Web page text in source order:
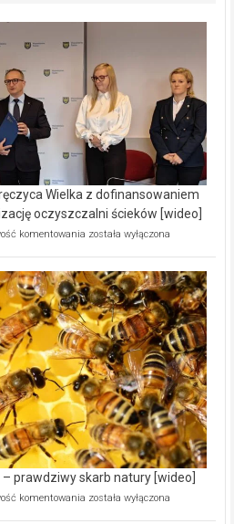
Wielka z dofinansowaniem
oczyszczalni ścieków [wideo]
komentowania Ekologiczne
Wręczyca
Wielka
z
dofinansowaniem
ponad
15,6
mln
na
modernizację
oczyszczalni
ścieków
[wideo]
została wyłączona
– prawdziwy skarb natury [wideo]
komentowania Ekologiczne
została wyłączona